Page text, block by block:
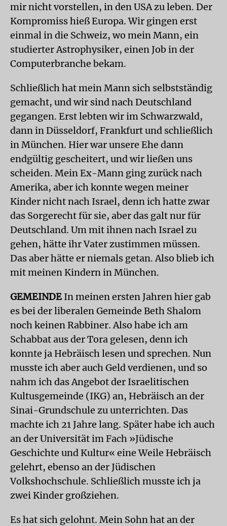
mir nicht vorstellen, in den USA zu leben. Der
Kompromiss hieß Europa. Wir gingen erst
einmal in die Schweiz, wo mein Mann, ein
studierter Astrophysiker, einen Job in der
Computerbranche bekam.
Schließlich hat mein Mann sich selbstständig
gemacht, und wir sind nach Deutschland
gegangen. Erst lebten wir im Schwarzwald,
dann in Düsseldorf, Frankfurt und schließlich
in München. Hier war unsere Ehe dann
endgültig gescheitert, und wir ließen uns
scheiden. Mein Ex-Mann ging zurück nach
Amerika, aber ich konnte wegen meiner
Kinder nicht nach Israel, denn ich hatte zwar
das Sorgerecht für sie, aber das galt nur für
Deutschland. Um mit ihnen nach Israel zu
gehen, hätte ihr Vater zustimmen müssen.
Das aber hätte er niemals getan. Also blieb ich
mit meinen Kindern in München.
GEMEINDE In meinen ersten Jahren hier gab
es bei der liberalen Gemeinde Beth Shalom
noch keinen Rabbiner. Also habe ich am
Schabbat aus der Tora gelesen, denn ich
konnte ja Hebräisch lesen und sprechen. Nun
musste ich aber auch Geld verdienen, und so
nahm ich das Angebot der Israelitischen
Kultusgemeinde (IKG) an, Hebräisch an der
Sinai-Grundschule zu unterrichten. Das
machte ich 21 Jahre lang. Später habe ich auch
an der Universität im Fach »Jüdische
Geschichte und Kultur« eine Weile Hebräisch
gelehrt, ebenso an der Jüdischen
Volkshochschule. Schließlich musste ich ja
zwei Kinder großziehen.
Es hat sich gelohnt. Mein Sohn hat an der